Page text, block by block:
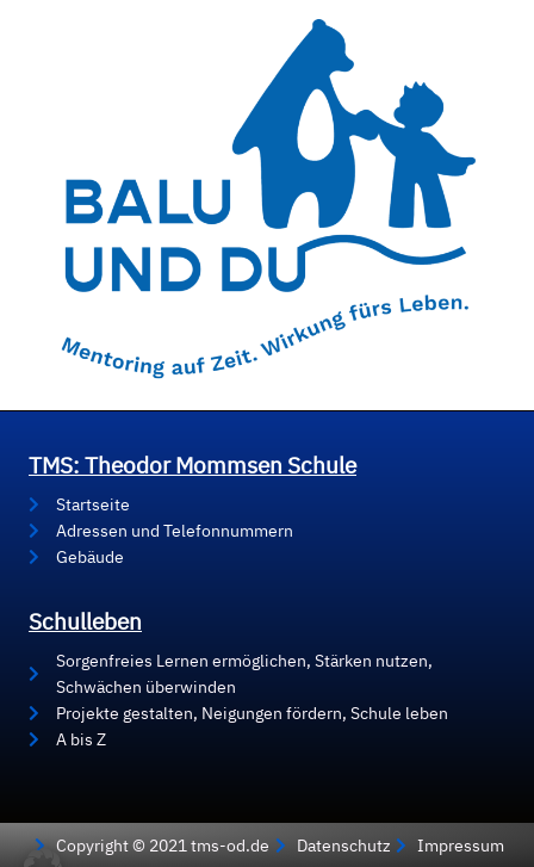
TMS: Theodor Mommsen Schule
Startseite
Adressen und Telefonnummern
Gebäude
Schulleben
Sorgenfreies Lernen ermöglichen, Stärken nutzen,
Schwächen überwinden
Projekte gestalten, Neigungen fördern, Schule leben
A bis Z
Copyright © 2021 tms-od.de Datenschutz Impressum